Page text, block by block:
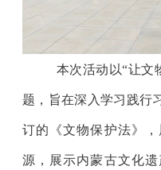
本次活动以“让文
题，旨在深入学习践行
订的《文物保护法》
源，展示内蒙古文化